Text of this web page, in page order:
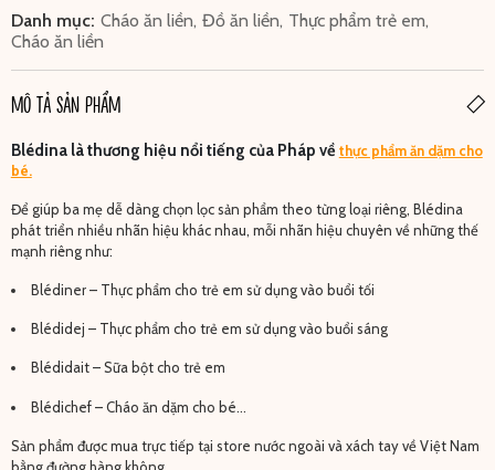
Danh mục: Cháo ăn liền, Đồ ăn liền, Thực phẩm trẻ em,
Cháo ăn liền
MÔ TẢ SẢN PHẨM
Blédina là thương hiệu nổi tiếng của Pháp về thực phẩm ăn dặm cho
bé.
Để giúp ba mẹ dễ dàng chọn lọc sản phẩm theo từng loại riêng, Blédina
phát triển nhiều nhãn hiệu khác nhau, mỗi nhãn hiệu chuyên về những thế
mạnh riêng như:
Blédiner – Thực phẩm cho trẻ em sử dụng vào buổi tối
Blédidej – Thực phẩm cho trẻ em sử dụng vào buổi sáng
Blédidait – Sữa bột cho trẻ em
Blédichef – Cháo ăn dặm cho bé…
Sản phẩm được mua trực tiếp tại store nước ngoài và xách tay về Việt Nam
bằng đường hàng không.